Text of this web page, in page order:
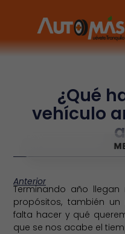
¿Qué
vehículo
Terminando año llegan
propósitos, también
falta hacer y qué
que se nos acabe el
Anterior